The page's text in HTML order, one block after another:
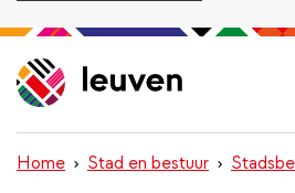
Overslaan
en
naar
inhoud
gaan
Home Stad en bestuur